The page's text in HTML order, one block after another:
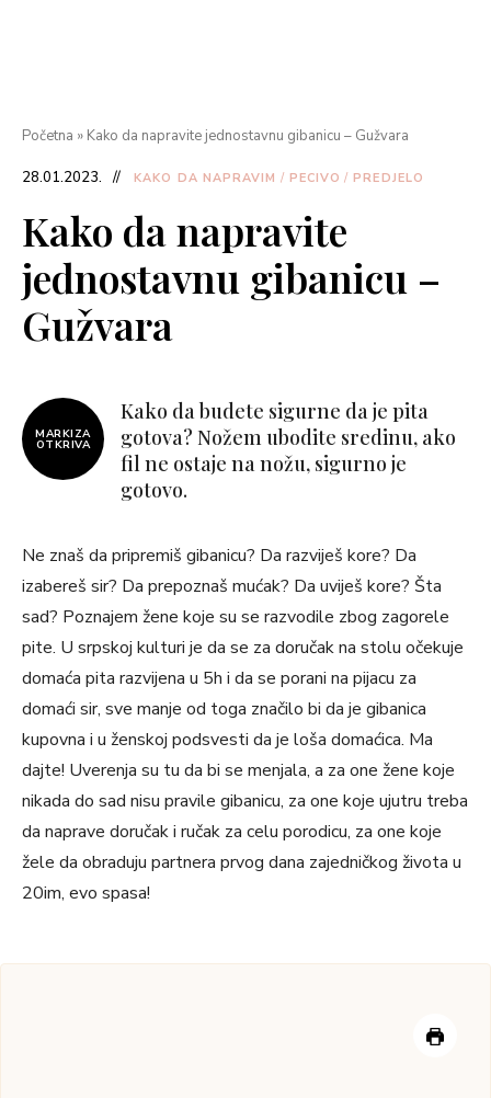
Početna » Kako da napravite jednostavnu gibanicu – Gužvara
28.01.2023. KAKO DA NAPRAVIM / PECIVO / PREDJELO
Kako da napravite
jednostavnu gibanicu –
Gužvara
MARKIZA
OTKRIVA
Kako da budete sigurne da je pita
gotova? Nožem ubodite sredinu, ako
fil ne ostaje na nožu, sigurno je
gotovo.
Ne znaš da pripremiš gibanicu? Da razviješ kore? Da
izabereš sir? Da prepoznaš mućak? Da uviješ kore? Šta
sad? Poznajem žene koje su se razvodile zbog zagorele
pite. U srpskoj kulturi je da se za doručak na stolu očekuje
domaća pita razvijena u 5h i da se porani na pijacu za
domaći sir, sve manje od toga značilo bi da je gibanica
kupovna i u ženskoj podsvesti da je loša domaćica. Ma
dajte! Uverenja su tu da bi se menjala, a za one žene koje
nikada do sad nisu pravile gibanicu, za one koje ujutru treba
da naprave doručak i ručak za celu porodicu, za one koje
žele da obraduju partnera prvog dana zajedničkog života u
20im, evo spasa!